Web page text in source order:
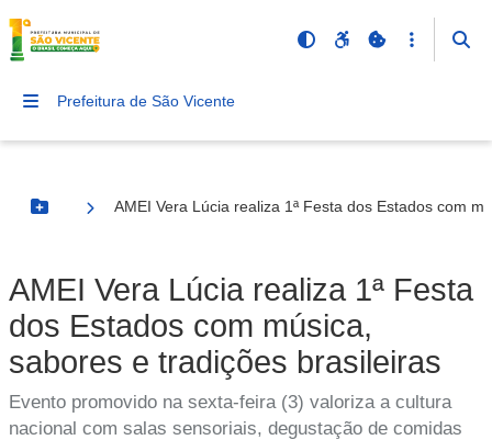
Prefeitura de São Vicente
Botão Menu
AMEI Vera Lúcia realiza 1ª Festa dos Estados com
AMEI Vera Lúcia realiza 1ª Festa
dos Estados com música,
sabores e tradições brasileiras
Evento promovido na sexta-feira (3) valoriza a cultura
nacional com salas sensoriais, degustação de comidas